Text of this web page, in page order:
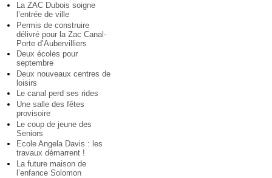
La ZAC Dubois soigne
l’entrée de ville
Permis de construire
délivré pour la Zac Canal-
Porte d’Aubervilliers
Deux écoles pour
septembre
Deux nouveaux centres de
loisirs
Le canal perd ses rides
Une salle des fêtes
provisoire
Le coup de jeune des
Seniors
Ecole Angela Davis : les
travaux démarrent !
La future maison de
l’enfance Solomon